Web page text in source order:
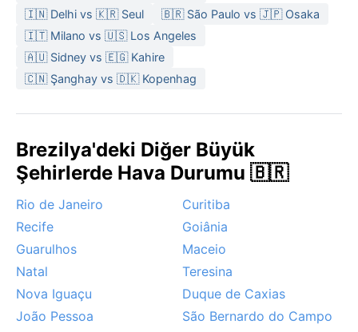
pamuklu giysiler, yağmurluk ve güneş kremi
vazgeçilmezdir; kış akşamları için ince bir hırka da
En ideal dönem, mayıs ile eylül arasındaki kurak ve
genellikle açık, nem oranı düşük ve gezmek için
da kasırga etkisi yoktur; ancak yaz aylarında ani
sağanaklar ve gök gürültülü fırtınalar sıkça yaşanır.
Kış boyunca sabahları hafif bir sis tabakası oluşabilir,
ama bu kısa sürede dağılır. Tropikal savan ikliminin
belirgin mevsimsel döngüsü, şehre hem yeşil hem de
kurak bir yüz kazandırır.
🇮🇳 Delhi vs 🇰🇷 Seul
🇧🇷 São Paulo vs 🇯🇵 Osaka
🇮🇹 Milano vs 🇺🇸 Los Angeles
🇦🇺 Sidney vs 🇪🇬 Kahire
🇨🇳 Şanghay vs 🇩🇰 Kopenhag
Brezilya'deki Diğer Büyük
Şehirlerde Hava Durumu 🇧🇷
Rio de Janeiro
Curitiba
Recife
Goiânia
Guarulhos
Maceio
Natal
Teresina
Nova Iguaçu
Duque de Caxias
João Pessoa
São Bernardo do Campo